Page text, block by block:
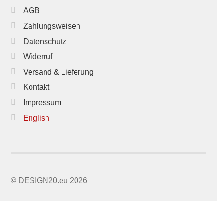
AGB
Zahlungsweisen
Datenschutz
Widerruf
Versand & Lieferung
Kontakt
Impressum
English
© DESIGN20.eu 2026